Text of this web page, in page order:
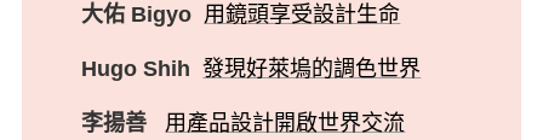
大佑 Bigyo 用鏡頭享受設計生命
Hugo Shih 發現好萊塢的調色世界
李揚善 用產品設計開啟世界交流